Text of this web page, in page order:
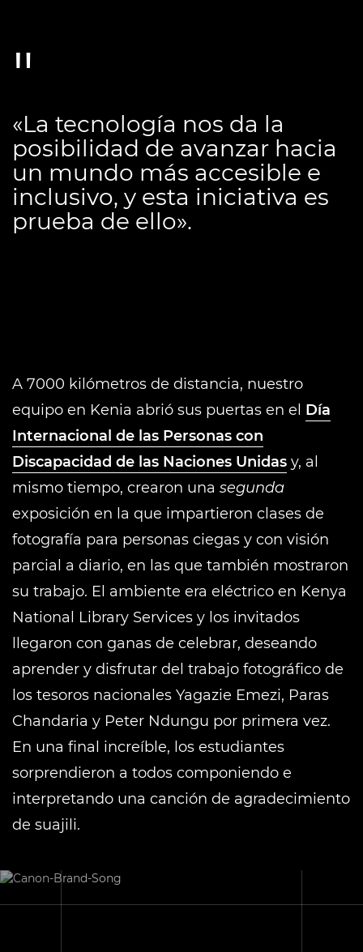
«La tecnología nos da la
posibilidad de avanzar hacia
un mundo más accesible e
inclusivo, y esta iniciativa es
prueba de ello».
A 7000 kilómetros de distancia, nuestro
equipo en Kenia abrió sus puertas en el Día
Internacional de las Personas con
Discapacidad de las Naciones Unidas y, al
mismo tiempo, crearon una segunda
exposición en la que impartieron clases de
fotografía para personas ciegas y con visión
parcial a diario, en las que también mostraron
su trabajo. El ambiente era eléctrico en Kenya
National Library Services y los invitados
llegaron con ganas de celebrar, deseando
aprender y disfrutar del trabajo fotográfico de
los tesoros nacionales Yagazie Emezi, Paras
Chandaria y Peter Ndungu por primera vez.
En una final increíble, los estudiantes
sorprendieron a todos componiendo e
interpretando una canción de agradecimiento
de suajili.